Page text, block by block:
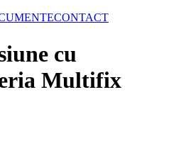
CONTACT
cu
Multifix